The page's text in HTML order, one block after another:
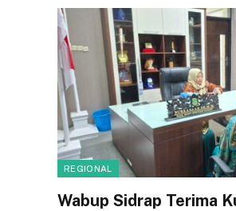
REGIONAL
Wabup Sidrap Terima